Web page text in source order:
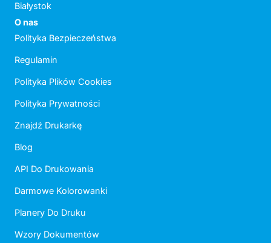
Białystok
O nas
Polityka Bezpieczeństwa
Regulamin
Polityka Plików Cookies
Polityka Prywatności
Znajdź Drukarkę
Blog
API Do Drukowania
Darmowe Kolorowanki
Planery Do Druku
Wzory Dokumentów